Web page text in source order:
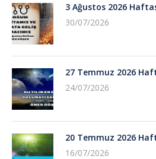
3 Ağustos 2026
30/07/2026
27 Temmuz 2026
24/07/2026
20 Temmuz 2026
16/07/2026